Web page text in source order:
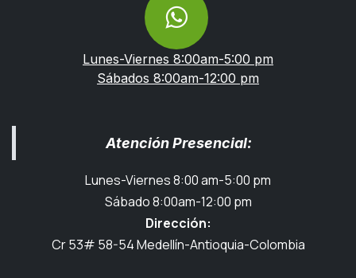
Lunes-Viernes 8:00am-5:00 pm
Sábados 8:00am-12:00 pm
Atención Presencial:
Lunes-Viernes 8:00 am-5:00 pm
Sábado 8:00am-12:00 pm
Dirección:
Cr 53# 58-54 Medellín-Antioquia-Colombia